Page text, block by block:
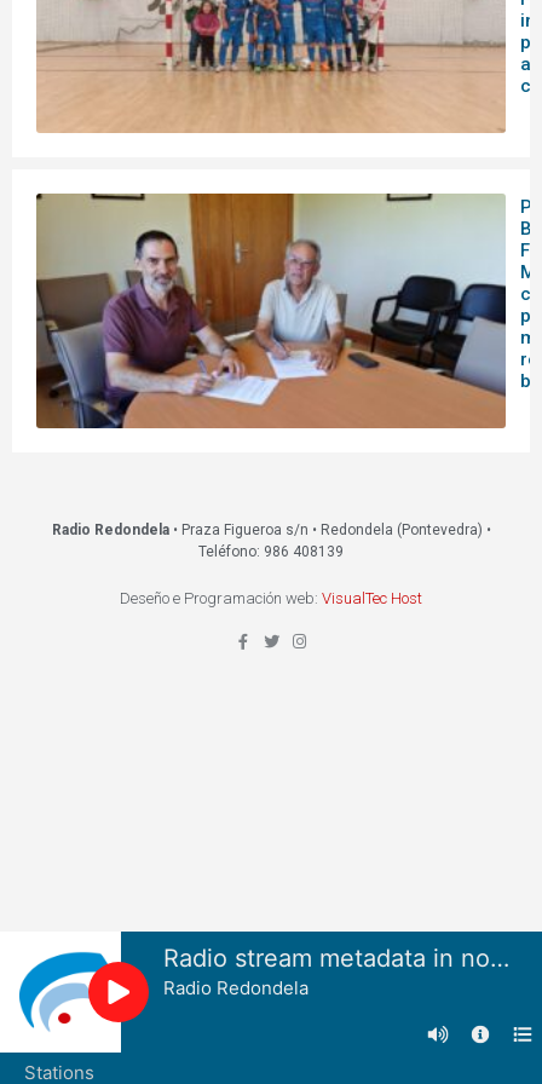
as
Radio Redondela• Praza Figueroa s/n • Redondela (Pontevedra) •
Teléfono: 986 408139
Deseño e Programación web: VisualTec Host
Radio stream metadata in not available.
Radio Redondela
Stations